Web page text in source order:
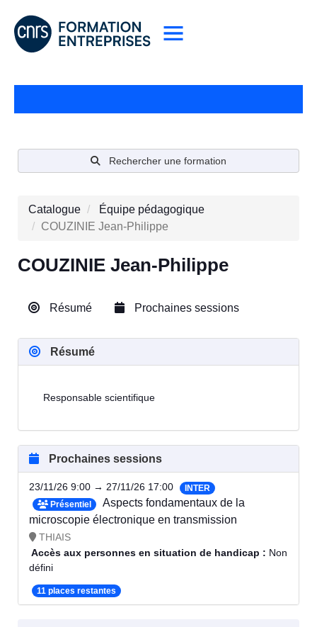
Rechercher une formation
Catalogue
Équipe pédagogique
COUZINIE Jean-Philippe
COUZINIE Jean-Philippe
Résumé Prochaines sessions
Résumé
Responsable scientifique
Prochaines sessions
23/11/26 9:00 → 27/11/26 17:00
INTER
Présentiel
Aspects fondamentaux de la
microscopie électronique en transmission
THIAIS
Accès aux personnes en situation de handicap : Non
défini
11 places restantes